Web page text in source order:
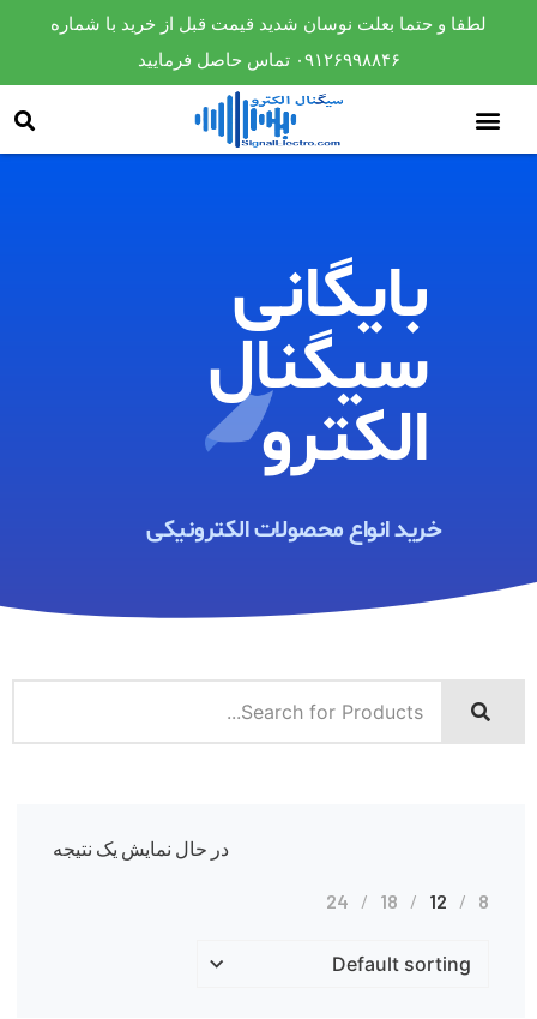
لطفا و حتما بعلت نوسان شدید قیمت قبل از خرید با شماره
۰۹۱۲۶۹۹۸۸۴۶ تماس حاصل فرمایید
بایگانی
سیگنال
الکترو​
خرید انواع محصولات الکترونیکی ​
در حال نمایش یک نتیجه
8
12
18
24